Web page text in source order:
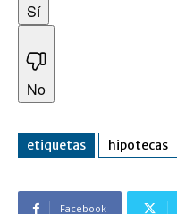
Sí
No
etiquetas hipotecas
Facebook